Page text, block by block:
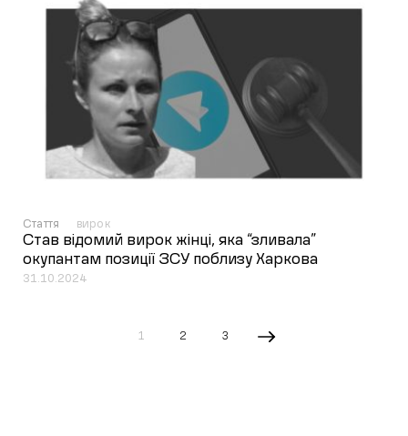
Стаття вирок
Став відомий вирок жінці, яка “зливала”
окупантам позиції ЗСУ поблизу Харкова
31.10.2024
1 2 3